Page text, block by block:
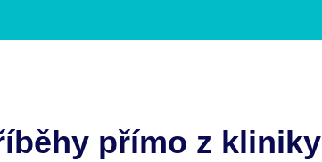
přímo z kliniky